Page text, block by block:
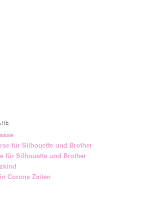
für Silhouette und Brother
für Silhouette und Brother
Corona Zeiten